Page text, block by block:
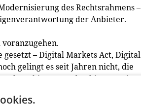
des Rechtsrahmens –
der Anbieter.
– Digital Markets Act, Digital
gelingt es seit Jahren nicht, die
Anbieter werden hingegen
sind. Solange diese Ungleichheit